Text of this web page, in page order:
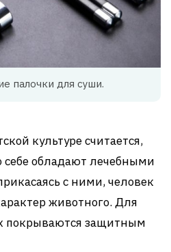
палочки для суши.
культуре считается,
себе обладают лечебными
с ними, человек
животного. Для
покрываются защитным